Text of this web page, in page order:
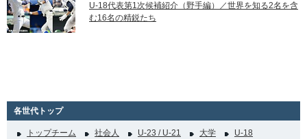
U-18代表第1次候補紹介（野手編）／世界を知る2名を含
む16名の精鋭たち
各世代トップ
トップチーム 社会人 U-23 / U-21 大学
U-18